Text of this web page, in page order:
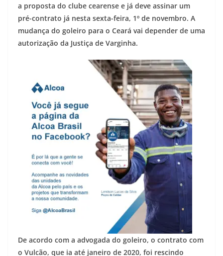
a proposta do clube cearense e já deve assinar um
pré-contrato já nesta sexta-feira, 1º de novembro. A
mudança do goleiro para o Ceará vai depender de uma
autorização da Justiça de Varginha.
De acordo com a advogada do goleiro, o contrato com
o Vulcão, que ia até janeiro de 2020, foi rescindo